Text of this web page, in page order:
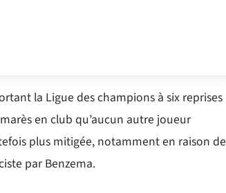
la Ligue des champions à six reprises
en club qu’aucun autre joueur
plus mitigée, notamment en raison de
par Benzema.